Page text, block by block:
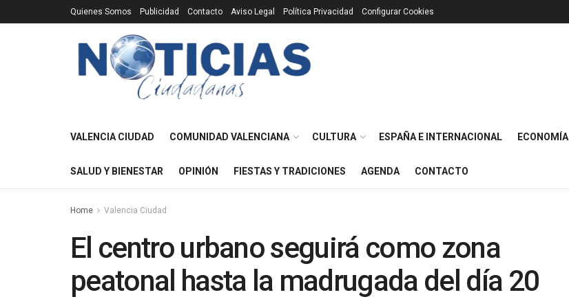
Quienes Somos Publicidad Contacto Aviso Legal Política Privacidad Configurar Cookies
VALENCIA CIUDAD COMUNIDAD VALENCIANA CULTURA ESPAÑA E INTERNACIONAL ECONOMÍA
SALUD Y BIENESTAR OPINIÓN FIESTAS Y TRADICIONES AGENDA CONTACTO
Home Valencia Ciudad
El centro urbano seguirá como zona
peatonal hasta la madrugada del día 20